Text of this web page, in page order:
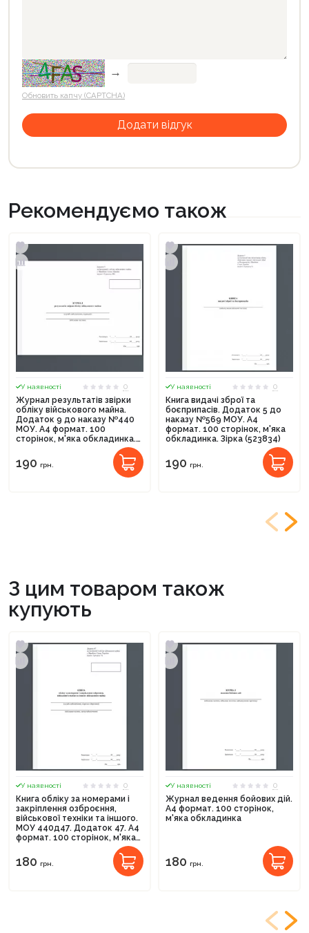
→
Обновить капчу (CAPTCHA)
Рекомендуємо також
У наявності
0
Журнал результатів звірки
обліку військового майна.
Додаток 9 до наказу №440
МОУ. А4 формат. 100
сторінок, м'яка обкладинка.
190 грн.
У наявності
0
Книга видачі зброї та
боєприпасів. Додаток 5 до
наказу №569 МОУ. А4
формат. 100 сторінок, м'яка
обкладинка. Зірка (523834)
190 грн.
З цим товаром також
купують
У наявності
0
Книга обліку за номерами і
закріплення озброєння,
військової техніки та іншого.
МОУ 440д47. Додаток 47. А4
формат. 100 сторінок, м'яка
180 грн.
У наявності
0
Журнал ведення бойових дій.
А4 формат. 100 сторінок,
м'яка обкладинка
180 грн.